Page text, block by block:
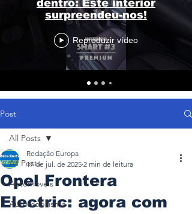
dentro: Este interior
surpreendeu-nos!
Reproduzir vídeo
Post
All Posts
Automóveis
Automobilismo
All Posts
Opel Frontera
Electric: agora com
Redação Europa
17 de jul. de 2025 2 min de leitura